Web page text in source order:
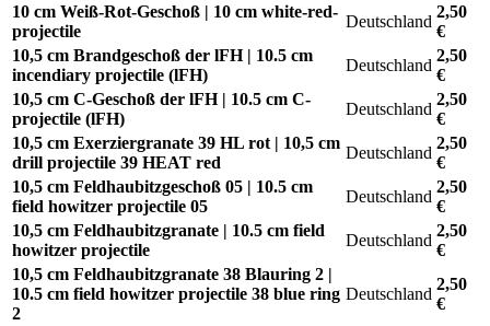
10 cm Weiß-Rot-Geschoß | 10 cm white-red-
projectile
Deutschland
2,50
€
10,5 cm Brandgeschoß der lFH | 10.5 cm
incendiary projectile (lFH)
Deutschland
2,50
€
10,5 cm C-Geschoß der lFH | 10.5 cm C-
projectile (lFH)
Deutschland
2,50
€
10,5 cm Exerziergranate 39 HL rot | 10,5 cm
drill projectile 39 HEAT red
Deutschland
2,50
€
10,5 cm Feldhaubitzgeschoß 05 | 10.5 cm
field howitzer projectile 05
Deutschland
2,50
€
10,5 cm Feldhaubitzgranate | 10.5 cm field
howitzer projectile
Deutschland
2,50
€
10,5 cm Feldhaubitzgranate 38 Blauring 2 |
10.5 cm field howitzer projectile 38 blue ring
2
Deutschland
2,50
€